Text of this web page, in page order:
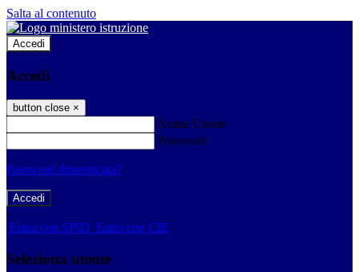
Salta al contenuto
Accedi
Accedi
button close ×
Nome Utente
Password
Password dimenticata?
-
Entra con SPID Entra con CIE
Seleziona utente